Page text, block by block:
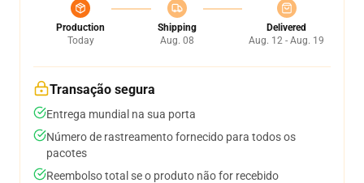
Production
Today
Shipping
Aug. 08
Delivered
Aug. 12 - Aug. 19
Transação segura
Entrega mundial na sua porta
Número de rastreamento fornecido para todos os
pacotes
Reembolso total se o produto não for recebido